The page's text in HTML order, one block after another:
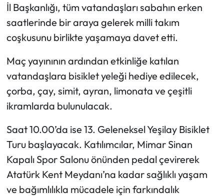
İl Başkanlığı, tüm vatandaşları sabahın erken
saatlerinde bir araya gelerek milli takım
coşkusunu birlikte yaşamaya davet etti.
Maç yayınının ardından etkinliğe katılan
vatandaşlara bisiklet yeleği hediye edilecek,
çorba, çay, simit, ayran, limonata ve çeşitli
ikramlarda bulunulacak.
Saat 10.00’da ise 13. Geleneksel Yeşilay Bisiklet
Turu başlayacak. Katılımcılar, Mimar Sinan
Kapalı Spor Salonu önünden pedal çevirerek
Atatürk Kent Meydanı’na kadar sağlıklı yaşam
ve bağımlılıkla mücadele için farkındalık